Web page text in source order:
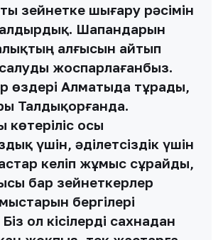
зейнетке шығару рәсімін
Шапандарын
алғысын айтып
жоспарлағанбыз.
өздері Алматыда тұрады,
Талдықорғанда.
көтеріліс осы
үшін, әділетсіздік үшін
келіп жұмыс сұрайды,
бар зейнеткерлер
бергілері
ол кісілерді сахнадан